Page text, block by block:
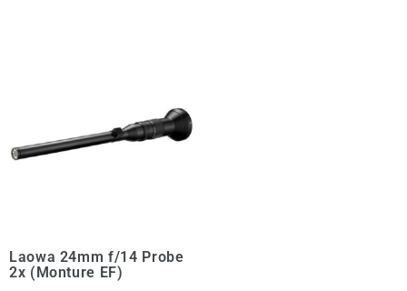
Laowa 24mm f/14 Probe
2x (Monture EF)